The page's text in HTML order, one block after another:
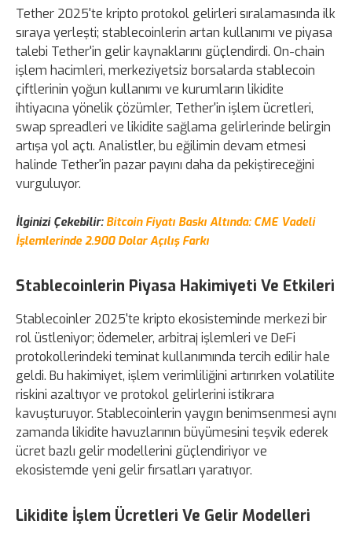
Tether 2025'te kripto protokol gelirleri sıralamasında ilk
sıraya yerleşti; stablecoinlerin artan kullanımı ve piyasa
talebi Tether'in gelir kaynaklarını güçlendirdi. On-chain
işlem hacimleri, merkeziyetsiz borsalarda stablecoin
çiftlerinin yoğun kullanımı ve kurumların likidite
ihtiyacına yönelik çözümler, Tether'in işlem ücretleri,
swap spreadleri ve likidite sağlama gelirlerinde belirgin
artışa yol açtı. Analistler, bu eğilimin devam etmesi
halinde Tether'in pazar payını daha da pekiştireceğini
vurguluyor.
İlginizi Çekebilir: Bitcoin Fiyatı Baskı Altında: CME Vadeli
İşlemlerinde 2.900 Dolar Açılış Farkı
Stablecoinlerin Piyasa Hakimiyeti Ve Etkileri
Stablecoinler 2025'te kripto ekosisteminde merkezi bir
rol üstleniyor; ödemeler, arbitraj işlemleri ve DeFi
protokollerindeki teminat kullanımında tercih edilir hale
geldi. Bu hakimiyet, işlem verimliliğini artırırken volatilite
riskini azaltıyor ve protokol gelirlerini istikrara
kavuşturuyor. Stablecoinlerin yaygın benimsenmesi aynı
zamanda likidite havuzlarının büyümesini teşvik ederek
ücret bazlı gelir modellerini güçlendiriyor ve
ekosistemde yeni gelir fırsatları yaratıyor.
Likidite İşlem Ücretleri Ve Gelir Modelleri